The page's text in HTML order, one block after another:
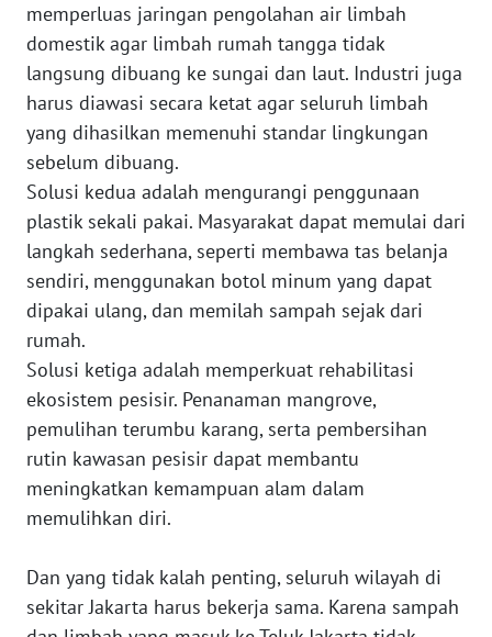
memperluas jaringan pengolahan air limbah
domestik agar limbah rumah tangga tidak
langsung dibuang ke sungai dan laut. Industri juga
harus diawasi secara ketat agar seluruh limbah
yang dihasilkan memenuhi standar lingkungan
sebelum dibuang.
Solusi kedua adalah mengurangi penggunaan
plastik sekali pakai. Masyarakat dapat memulai dari
langkah sederhana, seperti membawa tas belanja
sendiri, menggunakan botol minum yang dapat
dipakai ulang, dan memilah sampah sejak dari
rumah.
Solusi ketiga adalah memperkuat rehabilitasi
ekosistem pesisir. Penanaman mangrove,
pemulihan terumbu karang, serta pembersihan
rutin kawasan pesisir dapat membantu
meningkatkan kemampuan alam dalam
memulihkan diri.
Dan yang tidak kalah penting, seluruh wilayah di
sekitar Jakarta harus bekerja sama. Karena sampah
WN
JATIM
WN
BALI
WN
KALTENG
WN
KALTARA
WN
KALSEL
WN
WN
SULSEL